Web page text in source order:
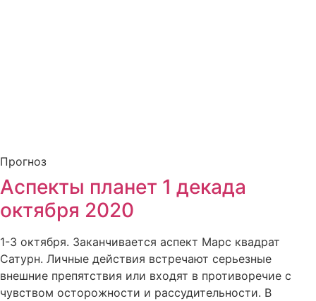
Прогноз
Аспекты планет 1 декада
октября 2020
1-3 октября. Заканчивается аспект Марс квадрат
Сатурн. Личные действия встречают серьезные
внешние препятствия или входят в противоречие с
чувством осторожности и рассудительности. В